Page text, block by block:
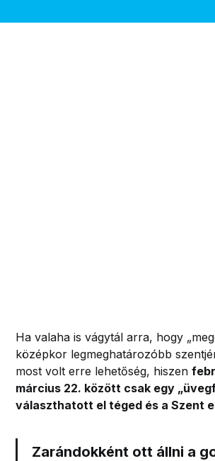
Ha valaha is vágytál arra, hogy
középkor legmeghatározóbb
most volt erre lehetőség, hiszen
március 22. között csak egy
választhatott el téged és a Szent
Zarándokként ott állni a